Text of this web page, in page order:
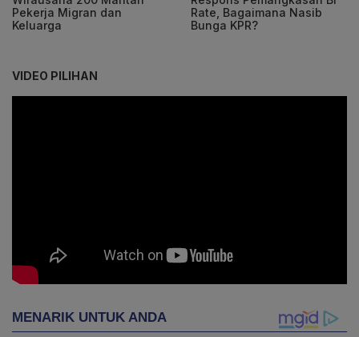
Pekerja Migran dan
Keluarga
Rate, Bagaimana Nasib
Bunga KPR?
VIDEO PILIHAN